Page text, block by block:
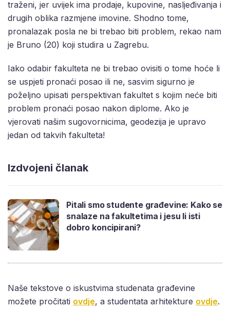
traženi, jer uvijek ima prodaje, kupovine, nasljeđivanja i
drugih oblika razmjene imovine. Shodno tome,
pronalazak posla ne bi trebao biti problem, rekao nam
je Bruno (20) koji studira u Zagrebu.
Iako odabir fakulteta ne bi trebao ovisiti o tome hoće li
se uspjeti pronaći posao ili ne, sasvim sigurno je
poželjno upisati perspektivan fakultet s kojim neće biti
problem pronaći posao nakon diplome. Ako je
vjerovati našim sugovornicima, geodezija je upravo
jedan od takvih fakulteta!
Izdvojeni članak
Pitali smo studente građevine: Kako se
snalaze na fakultetima i jesu li isti
dobro koncipirani?
Naše tekstove o iskustvima studenata građevine
možete pročitati ovdje, a studentata arhitekture ovdje.